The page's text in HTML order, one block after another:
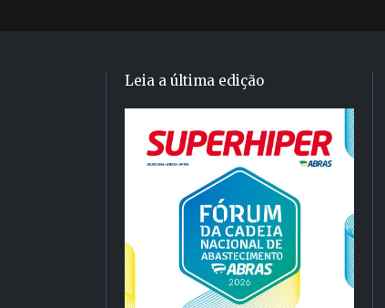
Leia a última edição